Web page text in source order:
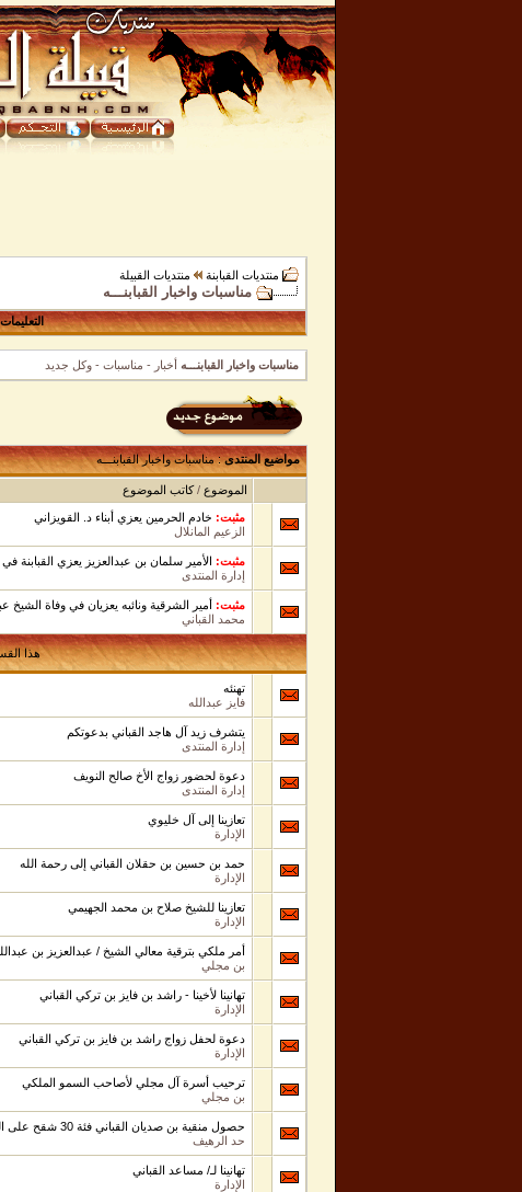
منتديات القبابنة منتديات القبيلة
مناسبات واخبار القبابنـــه
التعليمات
مناسبات واخبار القبابنـــه أخبار - مناسبات - وكل جديد
مواضيع المنتدى: مناسبات واخبار القبابنـــه
الموضوع /كاتب الموضوع
مثبت: خادم الحرمين يعزي أبناء د. القويزاني
الزعيم المانلال
مثبت: الأمير سلمان بن عبدالعزيز يعزي القبابنة
إدارة المنتدى
مثبت: أمير الشرقية ونائبه يعزيان في وفاة الشيخ
محمد القباني
هذا
تهنئه
فايز عبدالله
يتشرف زيد آل هاجد القباني بدعوتكم
إدارة المنتدى
دعوة لحضور زواج الأخ صالح النويف
إدارة المنتدى
تعازينا إلى آل خليوي
الإدارة
حمد بن حسين بن حقلان القباني إلى رحمة الله
الإدارة
تعازينا للشيخ صلاح بن محمد الجهيمي
الإدارة
أمر ملكي بترقية معالي الشيخ / عبدالعزيز بن
بن مجلي
تهانينا لأخينا - راشد بن فايز بن تركي القباني
الإدارة
دعوة لحفل زواج راشد بن فايز بن تركي القباني
الإدارة
ترحيب أسرة آل مجلي لأصاحب السمو الملكي
بن مجلي
حصول منقية بن صديان القباني فئة 30 شقح على المركز الثاني
حد الرهيف
تهانينا لـ/ مساعد القباني
الإدارة